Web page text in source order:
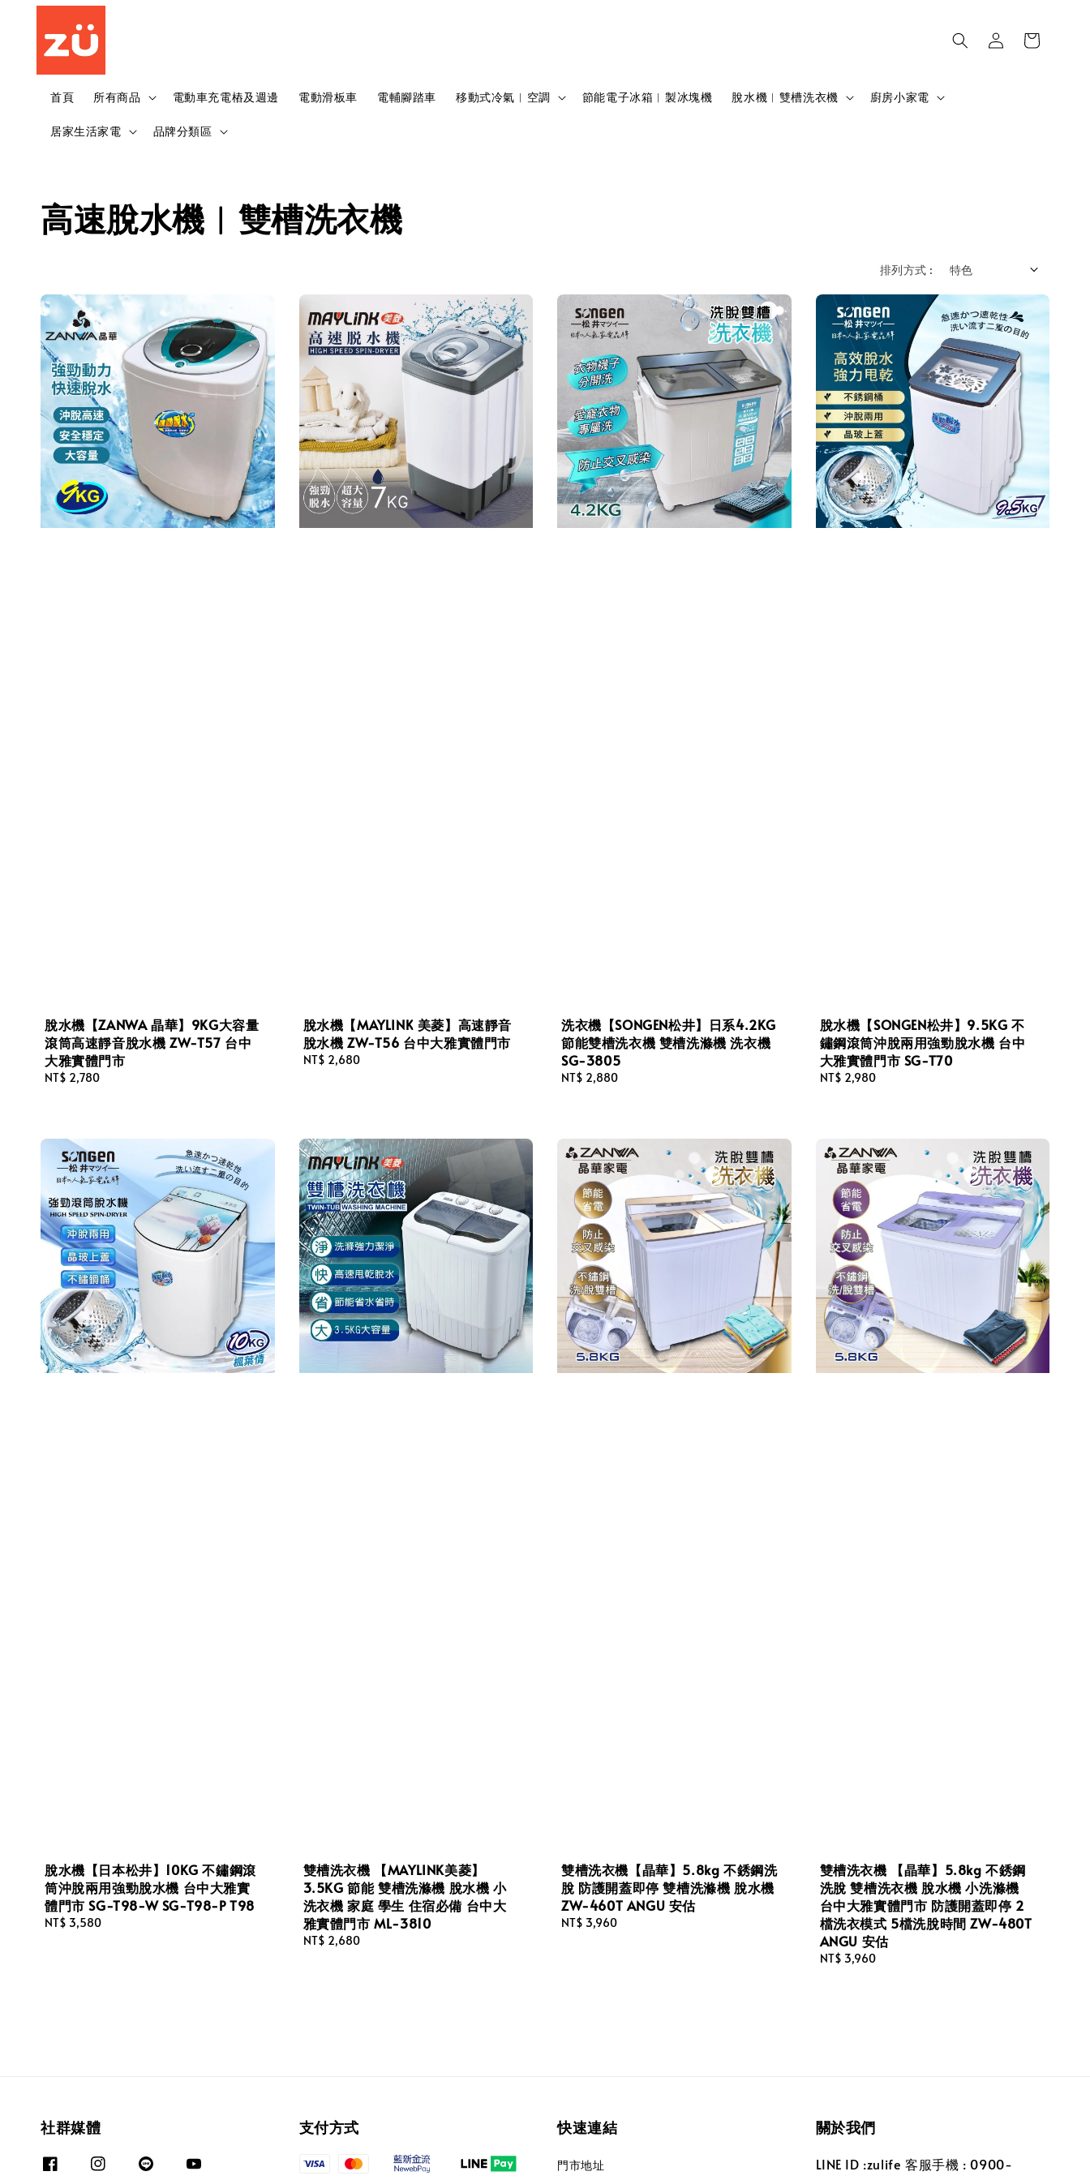
首頁 所有商品 電動車充電樁及週邊 電動滑板車 電輔腳踏車 移動式冷氣︱空調 節能電子冰箱︱製冰塊機 脫水機︱雙槽洗衣機 廚房小家電
居家生活家電 品牌分類區
高速脫水機︱雙槽洗衣機
排列方式 :
脫水機【ZANWA 晶華】9KG大容量
滾筒高速靜音脫水機 ZW-T57 台中
大雅實體門市
Regular
NT$ 2,780
脫水機【MAYLINK 美菱】高速靜音
脫水機 ZW-T56 台中大雅實體門市
Regular
NT$ 2,680
洗衣機【SONGEN松井】日系4.2KG
節能雙槽洗衣機 雙槽洗滌機 洗衣機
SG-3805
Regular
NT$ 2,880
脫水機【SONGEN松井】9.5KG 不
鏽鋼滾筒沖脫兩用強勁脫水機 台中
大雅實體門市 SG-T70
Regular
NT$ 2,980
脫水機【日本松井】10KG 不鏽鋼滾
筒沖脫兩用強勁脫水機 台中大雅實
體門市 SG-T98-W SG-T98-P T98
Regular
NT$ 3,580
雙槽洗衣機 【MAYLINK美菱】
3.5KG 節能 雙槽洗滌機 脫水機 小
洗衣機 家庭 學生 住宿必備 台中大
雅實體門市 ML-3810
Regular
NT$ 2,680
雙槽洗衣機【晶華】5.8kg 不銹鋼洗
脫 防護開蓋即停 雙槽洗滌機 脫水機
ZW-460T ANGU 安估
Regular
NT$ 3,960
雙槽洗衣機 【晶華】5.8kg 不銹鋼
洗脫 雙槽洗衣機 脫水機 小洗滌機
台中大雅實體門市 防護開蓋即停 2
檔洗衣模式 5檔洗脫時間 ZW-480T
ANGU 安估
Regular
NT$ 3,960
社群媒體 支付方式 快速連結
門市地址
關於我們
LINE ID :zulife 客服手機 : 0900-